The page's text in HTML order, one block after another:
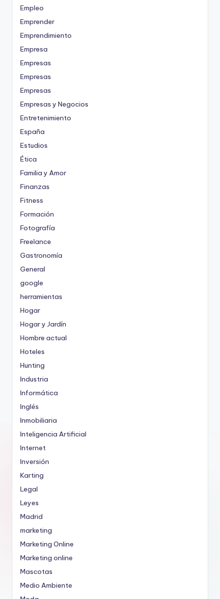
Empleo
Emprender
Emprendimiento
Empresa
Empresas
Empresas
Empresas
Empresas y Negocios
Entretenimiento
España
Estudios
Ética
Familia y Amor
Finanzas
Fitness
Formación
Fotografía
Freelance
Gastronomía
General
google
herramientas
Hogar
Hogar y Jardín
Hombre actual
Hoteles
Hunting
Industria
Informática
Inglés
Inmobiliaria
Inteligencia Artificial
Internet
Inversión
Karting
Legal
Leyes
Madrid
marketing
Marketing Online
Marketing online
Mascotas
Medio Ambiente